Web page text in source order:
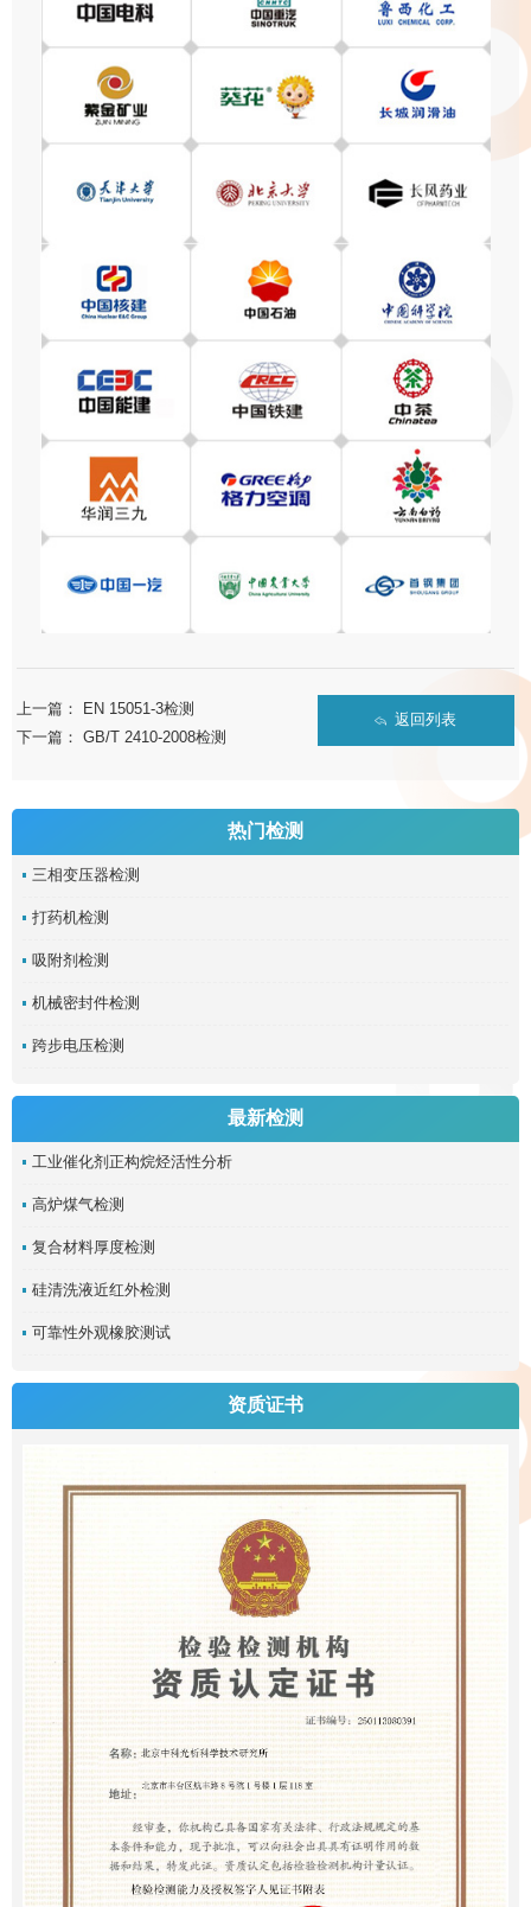
上一篇：
EN 15051-3检测
下一篇：GB/T 2410-2008检测
返回列表
热门检测
三相变压器检测
打药机检测
吸附剂检测
机械密封件检测
跨步电压检测
最新检测
工业催化剂正构烷烃活性分析
高炉煤气检测
复合材料厚度检测
硅清洗液近红外检测
可靠性外观橡胶测试
资质证书